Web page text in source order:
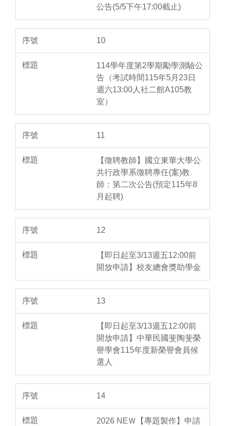
公告(5/5下午17:00截止)
10
114學年度第2學期勵學測驗公
告（考試時間115年5月23日
週六13:00人社二館A105教
室）
11
【徵聘教師】國立東華大學公
共行政學系徵聘專任(案)教
師：第二次公告(預定115年8
月起聘)
12
【即日起至3/13週五12:00前
開放申請】校友總會獎助學金
13
【即日起至3/13週五12:00前
開放申請】中華民國斐陶斐榮
譽學會115年度新榮譽會員候
選人
14
2026 NEＷ【專題製作】申請